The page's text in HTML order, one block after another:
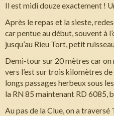
Il est midi douze exactement !
Après le repas et la sieste,
car pentue au début, souvent à
jusqu’au Rieu Tort, petit
Demi-tour sur 20 mètres car
vers l’est sur trois kilomètres
longs passages herbeux sous
la RN 85 maintenant RD 6085,
Au pas de la Clue, on a